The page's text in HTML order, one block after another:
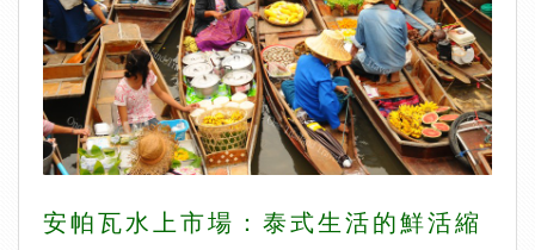
安帕瓦水上市場：泰式生活的鮮活縮